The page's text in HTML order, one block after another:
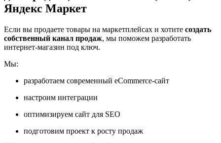
Яндекс Маркет
Если вы продаете товары на маркетплейсах и хотите создать
собственный канал продаж, мы поможем разработать
интернет-магазин под ключ.
Мы:
разработаем современный eCommerce-сайт
настроим интеграции
оптимизируем сайт для SEO
подготовим проект к росту продаж